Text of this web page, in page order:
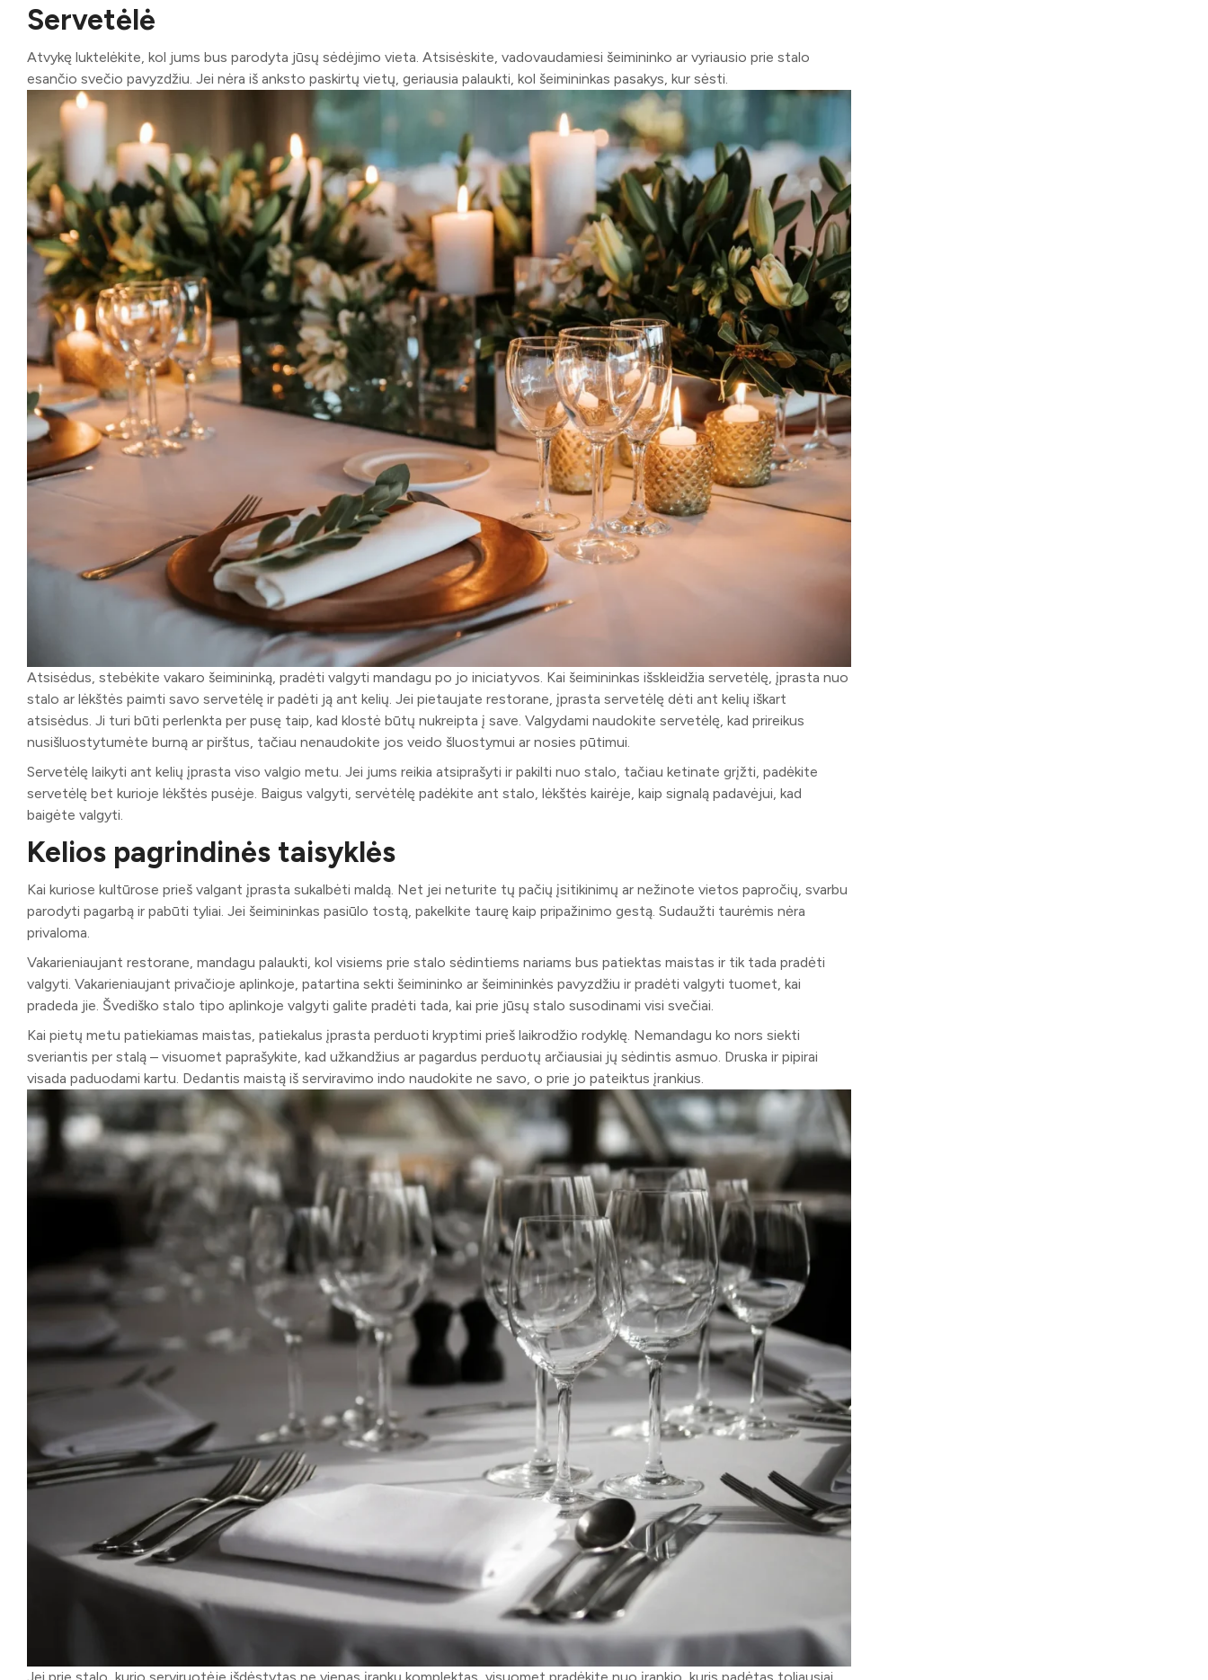
Servetėlė
Atvykę luktelėkite, kol jums bus parodyta jūsų sėdėjimo vieta. Atsisėskite, vadovaudamiesi šeimininko ar vyriausio prie stalo
esančio svečio pavyzdžiu. Jei nėra iš anksto paskirtų vietų, geriausia palaukti, kol šeimininkas pasakys, kur sėsti.
Atsisėdus, stebėkite vakaro šeimininką, pradėti valgyti mandagu po jo iniciatyvos. Kai šeimininkas išskleidžia servetėlę, įprasta nuo
stalo ar lėkštės paimti savo servetėlę ir padėti ją ant kelių. Jei pietaujate restorane, įprasta servetėlę dėti ant kelių iškart
atsisėdus. Ji turi būti perlenkta per pusę taip, kad klostė būtų nukreipta į save. Valgydami naudokite servetėlę, kad prireikus
nusišluostytumėte burną ar pirštus, tačiau nenaudokite jos veido šluostymui ar nosies pūtimui.
Servetėlę laikyti ant kelių įprasta viso valgio metu. Jei jums reikia atsiprašyti ir pakilti nuo stalo, tačiau ketinate grįžti, padėkite
servetėlę bet kurioje lėkštės pusėje. Baigus valgyti, servėtėlę padėkite ant stalo, lėkštės kairėje, kaip signalą padavėjui, kad
baigėte valgyti.
Kelios pagrindinės taisyklės
Kai kuriose kultūrose prieš valgant įprasta sukalbėti maldą. Net jei neturite tų pačių įsitikinimų ar nežinote vietos papročių, svarbu
parodyti pagarbą ir pabūti tyliai. Jei šeimininkas pasiūlo tostą, pakelkite taurę kaip pripažinimo gestą. Sudaužti taurėmis nėra
privaloma.
Vakarieniaujant restorane, mandagu palaukti, kol visiems prie stalo sėdintiems nariams bus patiektas maistas ir tik tada pradėti
valgyti. Vakarieniaujant privačioje aplinkoje, patartina sekti šeimininko ar šeimininkės pavyzdžiu ir pradėti valgyti tuomet, kai
pradeda jie. Švediško stalo tipo aplinkoje valgyti galite pradėti tada, kai prie jūsų stalo susodinami visi svečiai.
Kai pietų metu patiekiamas maistas, patiekalus įprasta perduoti kryptimi prieš laikrodžio rodyklę. Nemandagu ko nors siekti
sveriantis per stalą – visuomet paprašykite, kad užkandžius ar pagardus perduotų arčiausiai jų sėdintis asmuo. Druska ir pipirai
visada paduodami kartu. Dedantis maistą iš serviravimo indo naudokite ne savo, o prie jo pateiktus įrankius.